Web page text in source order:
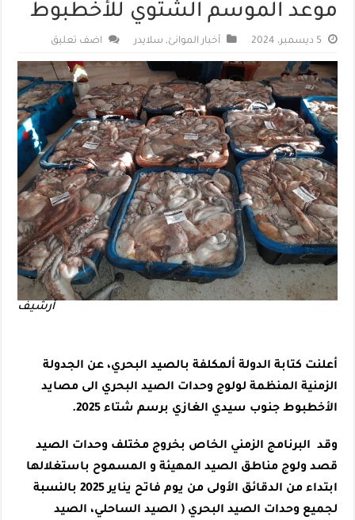
موعد الموسم الشتوي للأخطبوط
5 ديسمبر، 2024 أخبار الموانئ, سلايدر اضف تعليق
أرشيف
أعلنت كتابة الدولة ألمكلفة بالصيد البحري، عن الجدولة
الزمنية المنظمة لولوج وحدات الصيد البحري الى مصايد
الأخطبوط جنوب سيدي الغازي برسم شتاء 2025.
وقد البرنامج الزمني الخاص بخروج مختلف وحدات الصيد
قصد ولوج مناطق الصيد المهيئة و المسموح باستغلالها
ابتداء من الدقائق الأولى من يوم فاتح يناير 2025 بالنسبة
لجميع وحدات الصيد البحري ( الصيد الساحلي، الصيد